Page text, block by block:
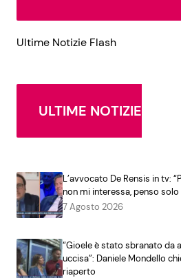
Ultime Notizie Flash
ULTIME NOTIZIE
L’avvocato De Rensis in tv:
non mi interessa, penso solo
7 Agosto 2026
“Gioele è stato sbranato da
uccisa”: Daniele Mondello
riaperto